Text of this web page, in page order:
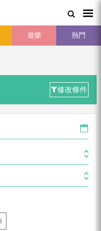
遊樂 熱門
修改條件